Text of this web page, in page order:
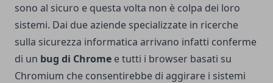
sono al sicuro e questa volta non è colpa dei loro
sistemi. Dai due aziende specializzate in ricerche
sulla sicurezza informatica arrivano infatti conferme
di un bug di Chrome e tutti i browser basati su
Chromium che consentirebbe di aggirare i sistemi